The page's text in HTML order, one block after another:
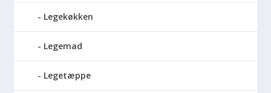
Legekøkken
Legemad
Legetæppe